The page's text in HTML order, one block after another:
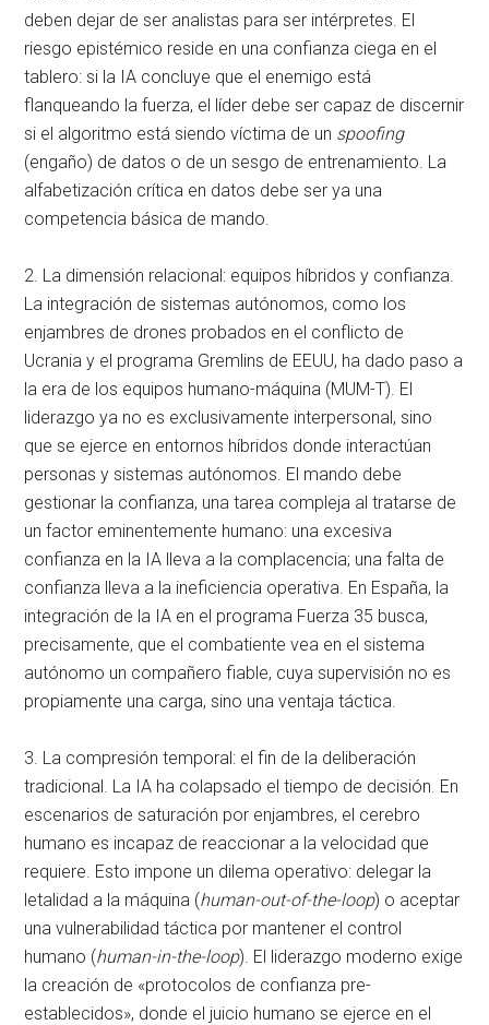
deben dejar de ser analistas para ser intérpretes . El
riesgo epistémico reside en una confianza ciega en el
tablero: si la IA concluye que el enemigo está
flanqueando la fuerza, el líder debe ser capaz de discernir
si el algoritmo está siendo víctima de un spoofing
(engaño) de datos o de un sesgo de entrenamiento . La
alfabetización crítica en datos debe ser ya una
competencia básica de mando
2. La dimensión relacional: equipos híbridos y confianza.
La integración de sistemas autónomos, como los
enjambres de drones probados en el conflicto de
Ucrania y el programa Gremlins de EEUU, ha dado paso a
la era de los equipos humano-máquina (MUM-T) . El
liderazgo ya no es exclusivamente interpersonal, sino
que se ejerce en entornos híbridos donde interactúan
personas y sistemas autónomos . El mando debe
gestionar la confianza, una tarea compleja al tratarse de
un factor eminentemente humano: una excesiva
confianza en la IA lleva a la complacencia; una falta de
confianza lleva a la ineficiencia operativa . En España, la
integración de la IA en el programa Fuerza 35 busca,
precisamente, que el combatiente vea en el sistema
autónomo un compañero fiable, cuya supervisión no es
propiamente una carga, sino una ventaja táctica
3. La compresión temporal: el fin de la deliberación
tradicional. La IA ha colapsado el tiempo de decisión . En
escenarios de saturación por enjambres, el cerebro
humano es incapaz de reaccionar a la velocidad que
requiere . Esto impone un dilema operativo: delegar la
letalidad a la máquina (human-out-of-the-loop) o aceptar
una vulnerabilidad táctica por mantener el control
humano (human-in-the-loop) . El liderazgo moderno exige
la creación de «protocolos de confianza pre-
establecidos», donde el juicio humano se ejerce en el